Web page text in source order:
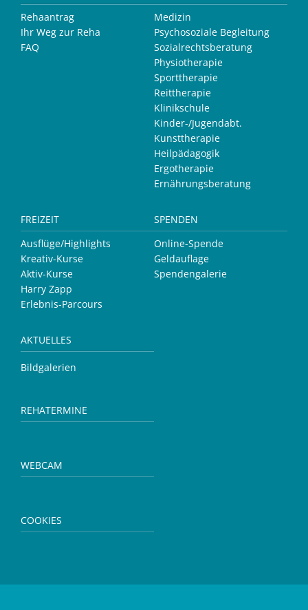
Rehaantrag
Ihr Weg zur Reha
FAQ
Medizin
Psychosoziale Begleitung
Sozialrechtsberatung
Physiotherapie
Sporttherapie
Reittherapie
Klinikschule
Kinder-/Jugendabt.
Kunsttherapie
Heilpädagogik
Ergotherapie
Ernährungsberatung
FREIZEIT
Ausflüge/Highlights
Kreativ-Kurse
Aktiv-Kurse
Harry Zapp
Erlebnis-Parcours
SPENDEN
Online-Spende
Geldauflage
Spendengalerie
AKTUELLES
Bildgalerien
REHATERMINE
WEBCAM
COOKIES